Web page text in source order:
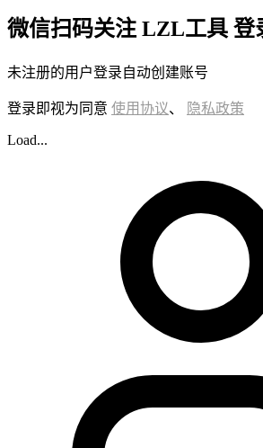
微信扫码关注 LZL工具 登
未注册的用户登录自动创建账号
登录即视为同意 使用协议、 隐私政策
Load...